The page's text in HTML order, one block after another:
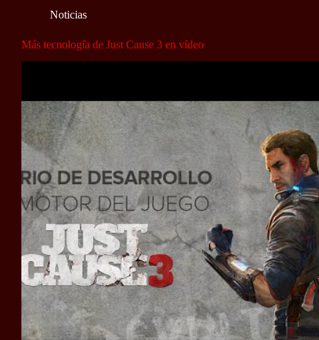
Noticias
Más tecnología de Just Cause 3 en vídeo